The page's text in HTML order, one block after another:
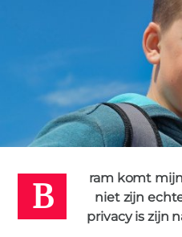
MARIEKE 13 FEBRUARI 2018
RUZIE SCHEIDING
B
ram komt
niet zijn
privacy is zijn